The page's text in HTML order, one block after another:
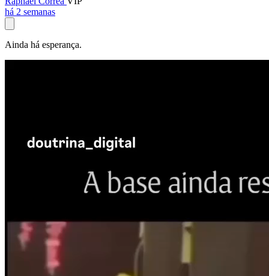
há 2 semanas
Ainda há esperança.